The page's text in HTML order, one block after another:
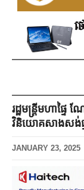
រដ្ឋមន្ដ្រីមហាផ្ទៃ
វិនិយោគសាងសង់ផ្ទ
JANUARY 23, 2025